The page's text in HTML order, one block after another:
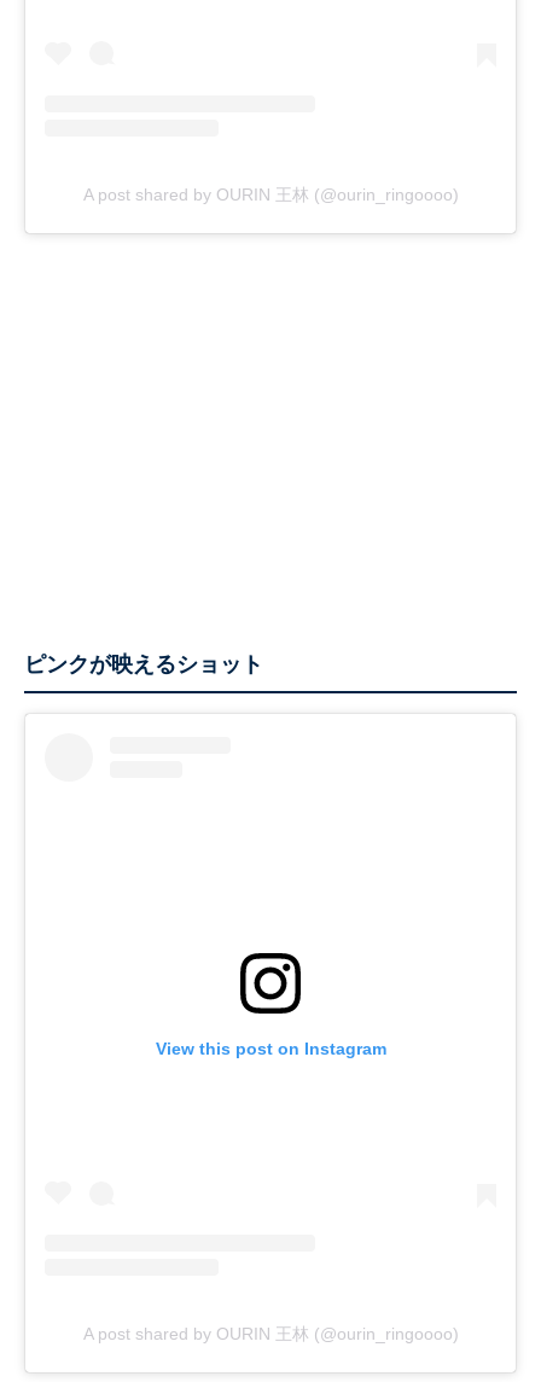
A post shared by OURIN 王林 (@ourin_ringoooo)
ピンクが映えるショット
View this post on Instagram
A post shared by OURIN 王林 (@ourin_ringoooo)